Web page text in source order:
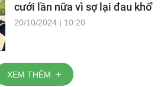
cưới lần nữa vì sợ lại đau khổ'
20/10/2024 | 10:20
XEM THÊM